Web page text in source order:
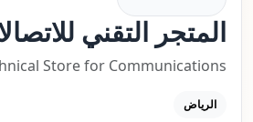
المتجر التقني
Store for Communications
الرياض